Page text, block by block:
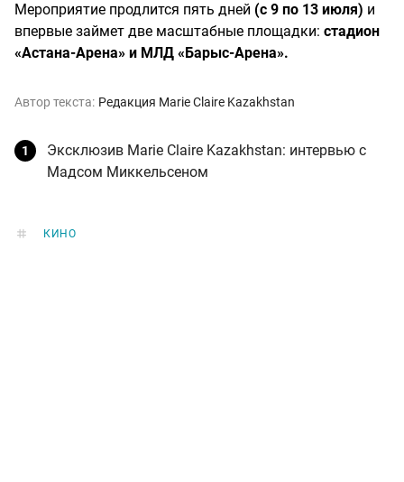
Мероприятие продлится пять дней (с 9 по 13 июля) и
впервые займет две масштабные площадки: стадион
«Астана-Арена» и МЛД «Барыс-Арена».
Автор текста: Редакция Marie Claire Kazakhstan
Эксклюзив Marie Claire Kazakhstan: интервью с
Мадсом Миккельсеном
КИНО